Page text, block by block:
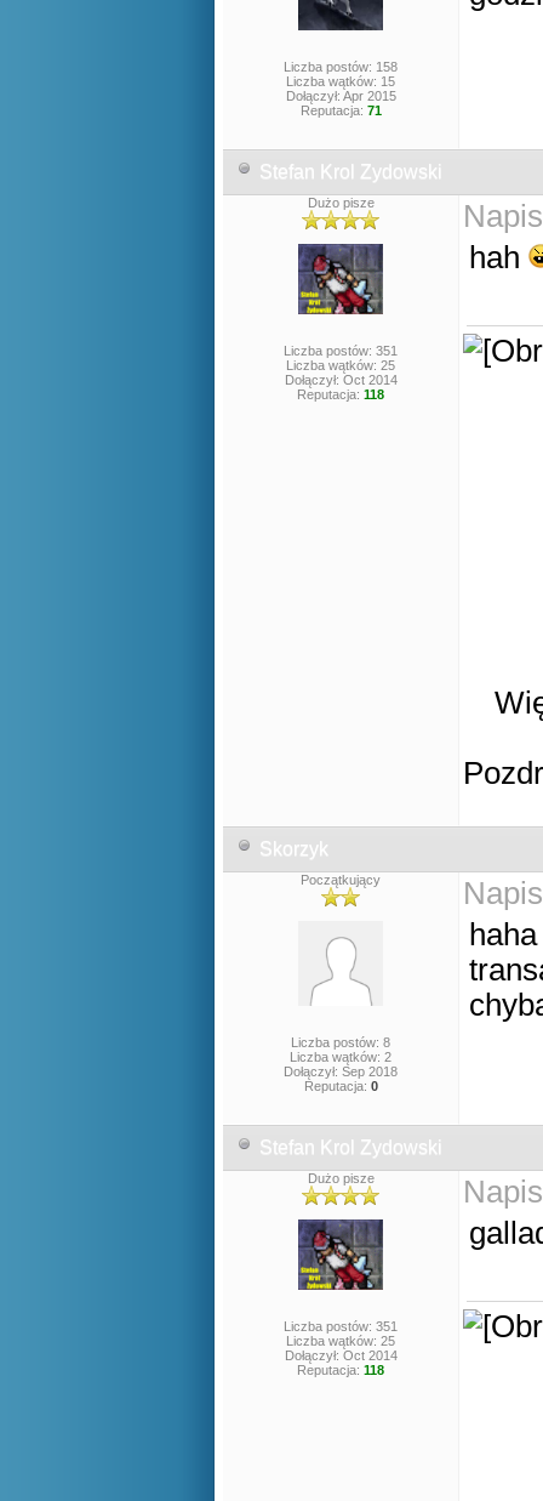
Liczba postów: 158
Liczba wątków: 15
Dołączył: Apr 2015
Reputacja: 71
Stefan Krol Zydowski
Dużo pisze
Liczba postów: 351
Liczba wątków: 25
Dołączył: Oct 2014
Reputacja: 118
hah
Skorzyk
Początkujący
Liczba postów: 8
Liczba wątków: 2
Dołączył: Sep 2018
Reputacja: 0
Stefan Krol Zydowski
Dużo pisze
Liczba postów: 351
Liczba wątków: 25
Dołączył: Oct 2014
Reputacja: 118